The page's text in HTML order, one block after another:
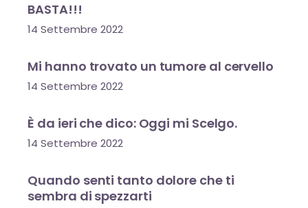
BASTA!!!
14 Settembre 2022
Mi hanno trovato un tumore al cervello
14 Settembre 2022
È da ieri che dico: Oggi mi Scelgo.
14 Settembre 2022
Quando senti tanto dolore che ti
sembra di spezzarti